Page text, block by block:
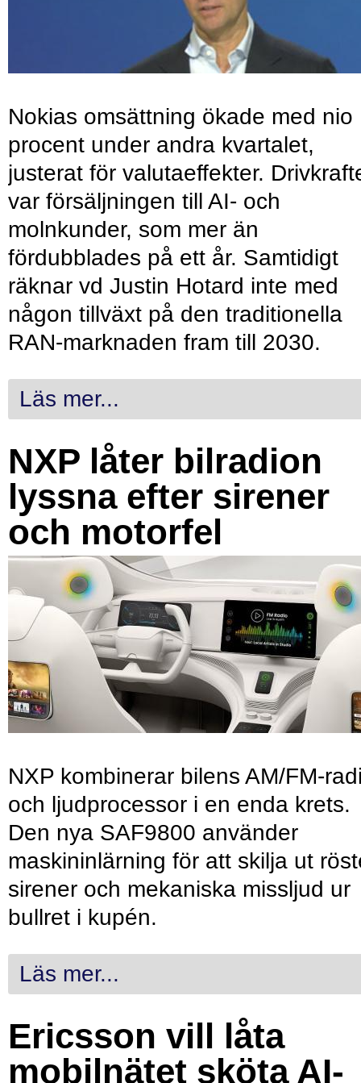
Nokias omsättning ökade med nio
procent under andra kvartalet,
justerat för valutaeffekter.
var försäljningen till AI- och
molnkunder, som mer än
fördubblades på ett år. Samtidigt
räknar vd Justin Hotard inte med
någon tillväxt på den traditionella
RAN-marknaden fram till 2030.
Läs mer...
NXP låter bilradion
lyssna efter sirener
och motorfel
NXP kombinerar bilens AM/FM-
och ljudprocessor i en enda krets.
Den nya SAF9800 använder
maskininlärning för att skilja ut
sirener och mekaniska missljud ur
bullret i kupén.
Läs mer...
Ericsson vill låta
mobilnätet sköta AI-